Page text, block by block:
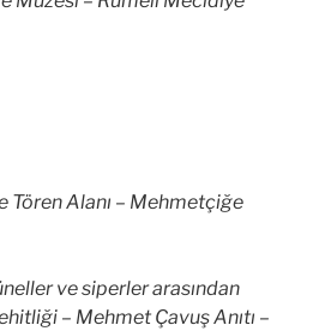
Tören Alanı – Mehmetçiğe
ve siperler arasından
– Mehmet Çavuş Anıtı –